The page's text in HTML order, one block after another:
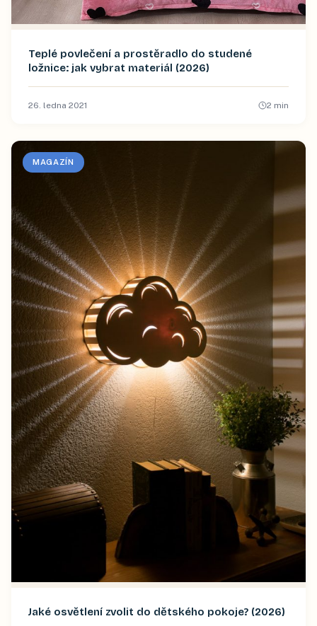
Teplé povlečení a prostěradlo do studené
ložnice: jak vybrat materiál (2026)
26. ledna 2021 2 min
MAGAZÍN
Jaké osvětlení zvolit do dětského pokoje? (2026)